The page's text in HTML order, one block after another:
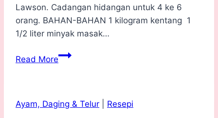
Lawson. Cadangan hidangan untuk 4 ke 6
orang. BAHAN-BAHAN 1 kilogram kentang 1
1/2 liter minyak masak…
Read MoreResepi
yang
Ayam, Daging & Telur Resepi